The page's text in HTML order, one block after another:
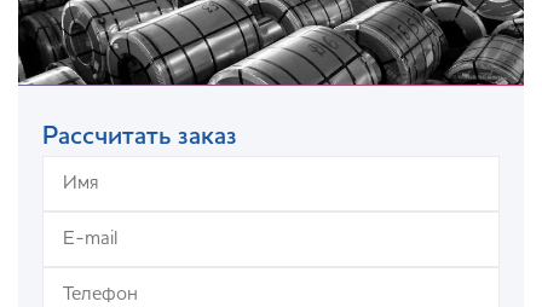
Рассчитать заказ